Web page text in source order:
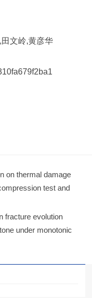
文岭,黄彦华
on thermal damage
test and
fracture evolution
under monotonic